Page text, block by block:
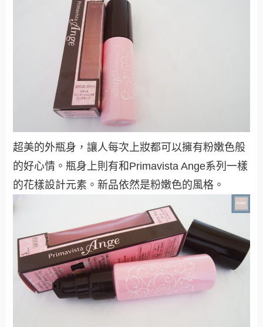
超美的外瓶身，讓人每次上妝都可以擁有粉嫩色般
的好心情。瓶身上則有和Primavista Ange系列一樣
的花樣設計元素。新品依然是粉嫩色的風格。